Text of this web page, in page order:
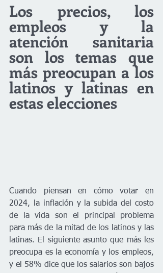
Los precios, los
empleos y la
atención sanitaria
son los temas que
más preocupan a los
latinos y latinas en
estas elecciones
Cuando piensan en cómo votar en
2024, la inflación y la subida del costo
de la vida son el principal problema
para más de la mitad de los latinos y las
latinas. El siguiente asunto que más les
preocupa es la economía y los empleos,
y el 58% dice que los salarios son bajos